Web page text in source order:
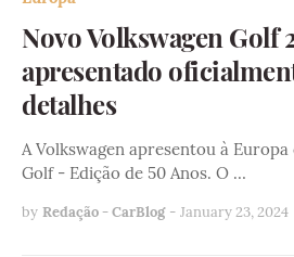
Novo Volkswagen Golf
apresentado
detalhes
A Volkswagen apresentou à
Golf - Edição de 50 Anos. O …
by Redação - CarBlog - January 23, 2024